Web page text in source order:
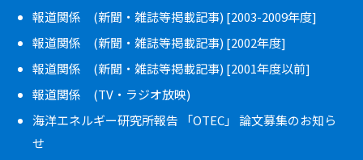
報道関係 (新聞・雑誌等掲載記事) [2003-2009年度]
報道関係 (新聞・雑誌等掲載記事) [2002年度]
報道関係 (新聞・雑誌等掲載記事) [2001年度以前]
報道関係 (TV・ラジオ放映)
海洋エネルギー研究所報告 「OTEC」 論文募集のお知ら
せ